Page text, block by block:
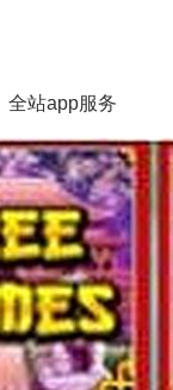
全站app服务